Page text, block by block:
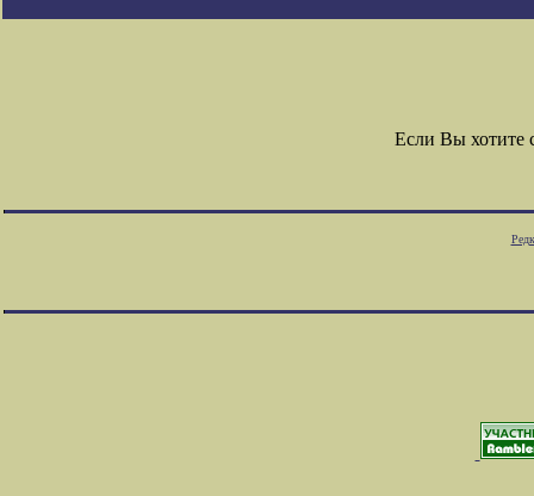
Если Вы хотите